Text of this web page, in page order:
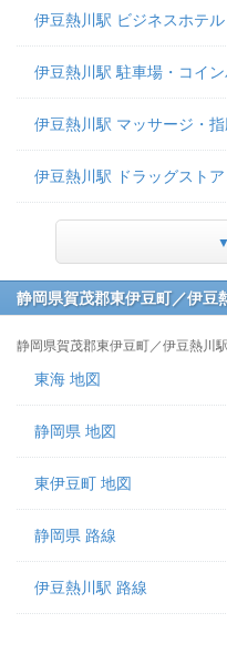
伊豆熱川駅 ビジネスホテル
伊豆熱川駅 駐車場・コイ
伊豆熱川駅 マッサージ・
伊豆熱川駅 ドラッグスト
静岡県賀茂郡東伊豆町／伊豆
静岡県賀茂郡東伊豆町／伊豆熱川
東海 地図
静岡県 地図
東伊豆町 地図
静岡県 路線
伊豆熱川駅 路線